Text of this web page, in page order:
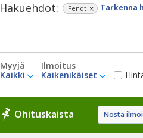
Hakuehdot: Fendt Tarkenna
Myyjä
Kaikki
Ilmoitus
Kaikenikäiset
Ohituskaista Nosta